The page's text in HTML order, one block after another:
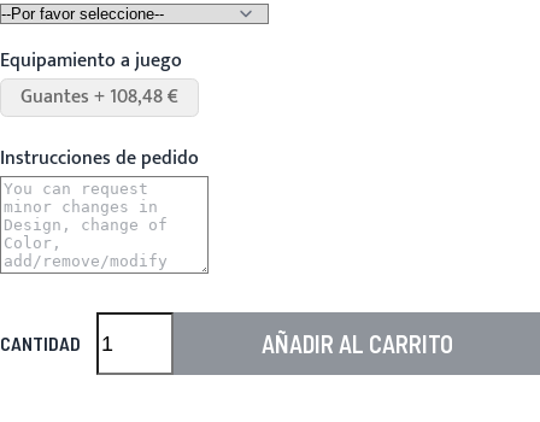
Equipamiento a juego
Guantes + 108,48 €
Instrucciones de pedido
CANTIDAD AÑADIR AL CARRITO